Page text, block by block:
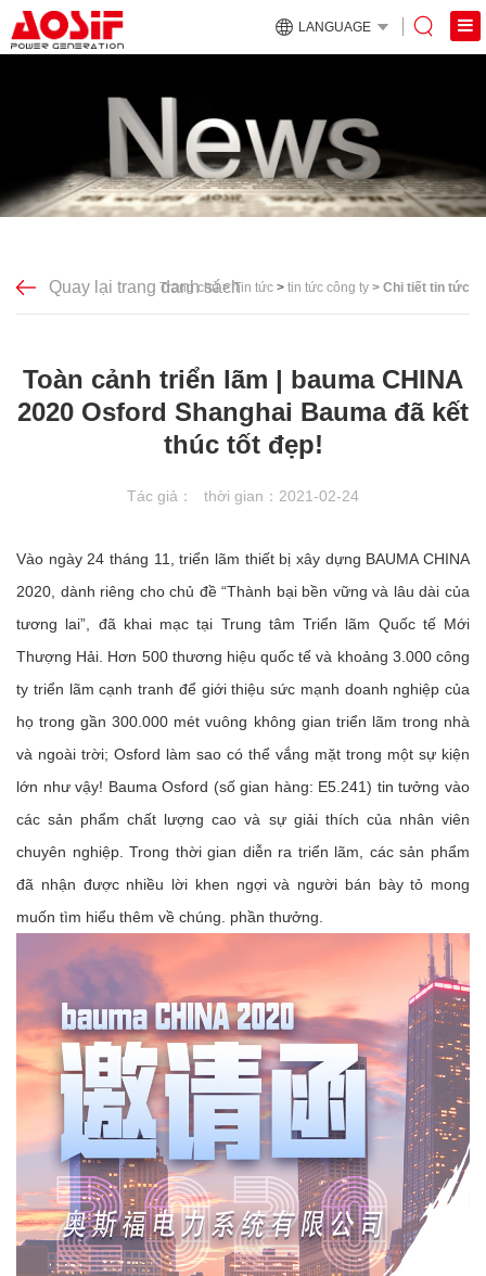
LANGUAGE
Trang chủ>Tin tức > tin tức công ty > Chi tiết tin tức
Quay lại trang danh sách
Toàn cảnh triển lãm | bauma CHINA
2020 Osford Shanghai Bauma đã kết
thúc tốt đẹp!
Tác giả： thời gian：2021-02-24
Vào ngày 24 tháng 11, triển lãm thiết bị xây dựng BAUMA CHINA
2020, dành riêng cho chủ đề “Thành bại bền vững và lâu dài của
tương lai”, đã khai mạc tại Trung tâm Triển lãm Quốc tế Mới
Thượng Hải. Hơn 500 thương hiệu quốc tế và khoảng 3.000 công
ty triển lãm cạnh tranh để giới thiệu sức mạnh doanh nghiệp của
họ trong gần 300.000 mét vuông không gian triển lãm trong nhà
và ngoài trời; Osford làm sao có thể vắng mặt trong một sự kiện
lớn như vậy! Bauma Osford (số gian hàng: E5.241) tin tưởng vào
các sản phẩm chất lượng cao và sự giải thích của nhân viên
chuyên nghiệp. Trong thời gian diễn ra triển lãm, các sản phẩm
đã nhận được nhiều lời khen ngợi và người bán bày tỏ mong
muốn tìm hiểu thêm về chúng. phần thưởng.